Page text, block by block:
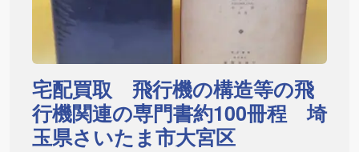
宅配買取 飛行機の構造等の飛
行機関連の専門書約100冊程 埼
玉県さいたま市大宮区